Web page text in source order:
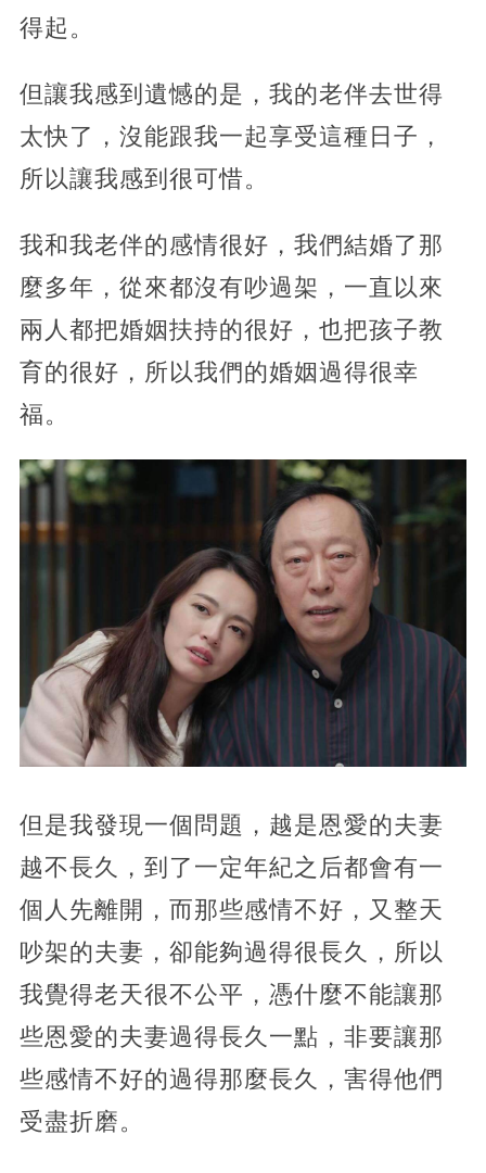
得起。
但讓我感到遺憾的是，我的老伴去世得
太快了，沒能跟我一起享受這種日子，
所以讓我感到很可惜。
我和我老伴的感情很好，我們結婚了那
麼多年，從來都沒有吵過架，一直以來
兩人都把婚姻扶持的很好，也把孩子教
育的很好，所以我們的婚姻過得很幸
福。
但是我發現一個問題，越是恩愛的夫妻
越不長久，到了一定年紀之后都會有一
個人先離開，而那些感情不好，又整天
吵架的夫妻，卻能夠過得很長久，所以
我覺得老天很不公平，憑什麼不能讓那
些恩愛的夫妻過得長久一點，非要讓那
些感情不好的過得那麼長久，害得他們
受盡折磨。